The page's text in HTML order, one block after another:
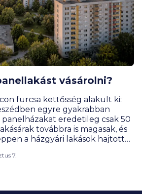
vásárolni?
furcsa kettősség alakult ki:
egyre gyakrabban
panelházakat eredetileg csak 50
továbbra is magasak, és
a házgyári lakások hajtották
ezek jelentik a leginkább
az árak és mik a legérdekesebb
7.